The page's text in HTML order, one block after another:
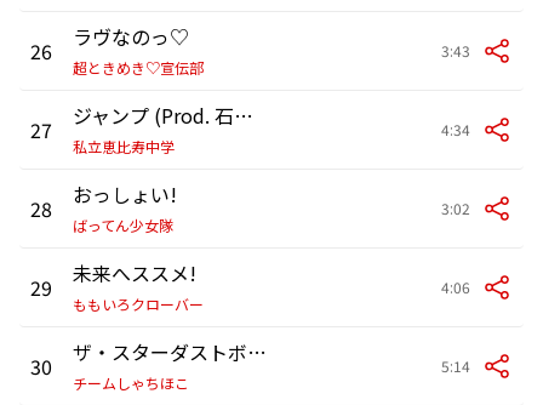
26 ラヴなのっ♡
超ときめき♡宣伝部
3:43
27 ジャンプ (Prod. 石崎ひゅーい)
私立恵比寿中学
4:34
28 おっしょい!
ばってん少女隊
3:02
29 未来へススメ!
ももいろクローバー
4:06
30 ザ・スターダストボウリング
チームしゃちほこ
5:14